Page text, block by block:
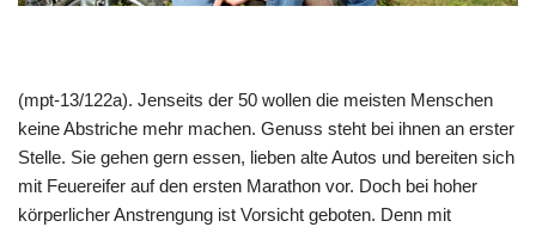
(mpt-13/122a). Jenseits der 50 wollen die meisten Menschen
keine Abstriche mehr machen. Genuss steht bei ihnen an erster
Stelle. Sie gehen gern essen, lieben alte Autos und bereiten sich
mit Feuereifer auf den ersten Marathon vor. Doch bei hoher
körperlicher Anstrengung ist Vorsicht geboten. Denn mit